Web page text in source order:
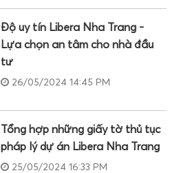
Độ uy tín Libera Nha Trang -
Lựa chọn an tâm cho nhà đầu
tư
26/05/2024 14:45 PM
Tổng hợp những giấy tờ thủ tục
pháp lý dự án Libera Nha Trang
25/05/2024 16:33 PM